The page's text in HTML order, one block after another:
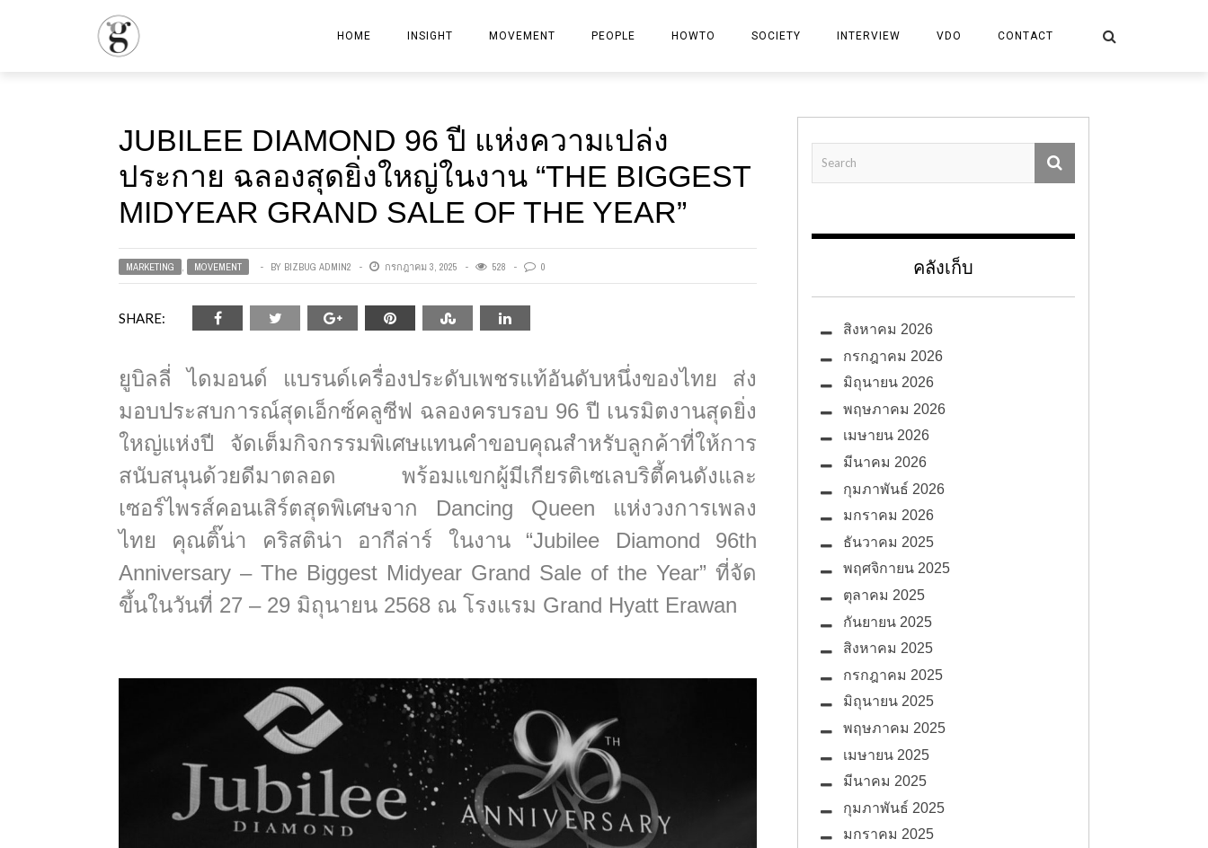
HOME INSIGHT MOVEMENT
BANK
INSURANCE
FINANCIAL-STOCK
MARKETING
IT
GENERAL
PEOPLE HOWTO SOCIETY INTERVIEW VDO CONTACT
JUBILEE DIAMOND 96 ปี แห่งความเปล่ง
ประกาย ฉลองสุดยิ่งใหญ่ในงาน “THE BIGGEST
MIDYEAR GRAND SALE OF THE YEAR”
MARKETING , MOVEMENT BY BIZBUG ADMIN2 กรกฎาคม 3, 2025 528 0
SHARE:
ยูบิลลี่ ไดมอนด์ แบรนด์เครื่องประดับเพชรแท้อันดับหนึ่งของไทย ส่ง
มอบประสบการณ์สุดเอ็กซ์คลูซีฟ ฉลองครบรอบ 96 ปี เนรมิตงานสุดยิ่ง
ใหญ่แห่งปี จัดเต็มกิจกรรมพิเศษแทนคำขอบคุณสำหรับลูกค้าที่ให้การ
สนับสนุนด้วยดีมาตลอด พร้อมแขกผู้มีเกียรติเซเลบริตี้คนดังและ
เซอร์ไพรส์คอนเสิร์ตสุดพิเศษจาก Dancing Queen แห่งวงการเพลง
ไทย คุณติ๊น่า คริสติน่า อากีล่าร์ ในงาน “Jubilee Diamond 96th
Anniversary – The Biggest Midyear Grand Sale of the Year” ที่จัด
ขึ้นในวันที่ 27 – 29 มิถุนายน 2568 ณ โรงแรม Grand Hyatt Erawan
คลังเก็บ
สิงหาคม 2026
กรกฎาคม 2026
มิถุนายน 2026
พฤษภาคม 2026
เมษายน 2026
มีนาคม 2026
กุมภาพันธ์ 2026
มกราคม 2026
ธันวาคม 2025
พฤศจิกายน 2025
ตุลาคม 2025
กันยายน 2025
สิงหาคม 2025
กรกฎาคม 2025
มิถุนายน 2025
พฤษภาคม 2025
เมษายน 2025
มีนาคม 2025
กุมภาพันธ์ 2025
มกราคม 2025